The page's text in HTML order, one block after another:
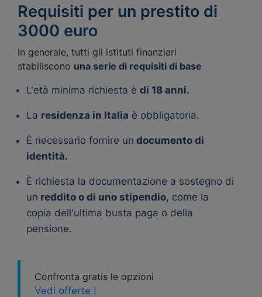
Requisiti per un prestito di
3000 euro
In generale, tutti gli istituti finanziari
stabiliscono una serie di requisiti di base
L'età minima richiesta è di 18 anni.
La residenza in Italia è obbligatoria.
È necessario fornire un documento di
identità.
È richiesta la documentazione a sostegno di
un reddito o di uno stipendio, come la
copia dell'ultima busta paga o della
pensione.
Confronta gratis le opzioni
Vedi offerte !